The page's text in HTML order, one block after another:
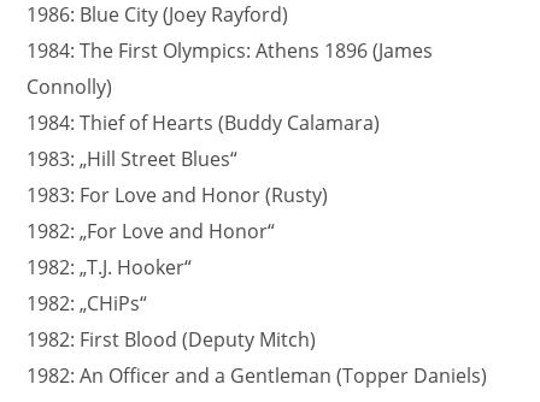
1986: Blue City (Joey Rayford)
1984: The First Olympics: Athens 1896 (James
Connolly)
1984: Thief of Hearts (Buddy Calamara)
1983: „Hill Street Blues“
1983: For Love and Honor (Rusty)
1982: „For Love and Honor“
1982: „T.J. Hooker“
1982: „CHiPs“
1982: First Blood (Deputy Mitch)
1982: An Officer and a Gentleman (Topper Daniels)